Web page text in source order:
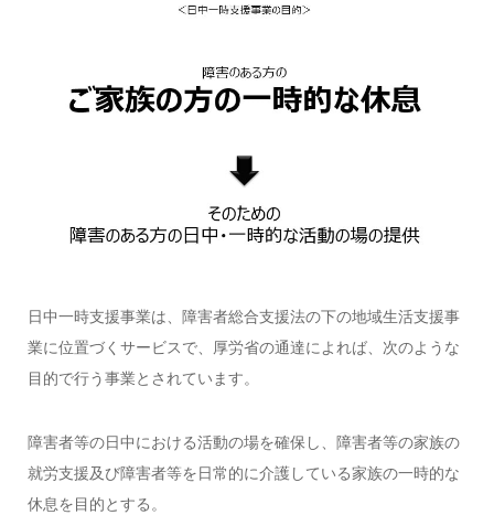
日中一時支援事業は、障害者総合支援法の下の地域生活支援事
業に位置づくサービスで、厚労省の通達によれば、次のような
目的で行う事業とされています。
障害者等の日中における活動の場を確保し、障害者等の家族の
就労支援及び障害者等を日常的に介護している家族の一時的な
休息を目的とする。